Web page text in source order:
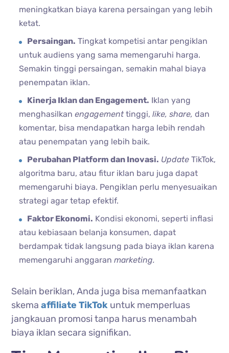
meningkatkan biaya karena persaingan yang lebih
ketat.
Persaingan. Tingkat kompetisi antar pengiklan
untuk audiens yang sama memengaruhi harga.
Semakin tinggi persaingan, semakin mahal biaya
penempatan iklan.
Kinerja Iklan dan Engagement. Iklan yang
menghasilkanengagementtinggi,like, share, dan
komentar, bisa mendapatkan harga lebih rendah
atau penempatan yang lebih baik.
Perubahan Platform dan Inovasi. Update TikTok,
algoritma baru, atau fitur iklan baru juga dapat
memengaruhi biaya. Pengiklan perlu menyesuaikan
strategi agar tetap efektif.
Faktor Ekonomi. Kondisi ekonomi, seperti inflasi
atau kebiasaan belanja konsumen, dapat
berdampak tidak langsung pada biaya iklan karena
memengaruhi anggaranmarketing.
Selain beriklan, Anda juga bisa memanfaatkan
skemaaffiliate TikTok untuk memperluas
jangkauan promosi tanpa harus menambah
biaya iklan secara signifikan.